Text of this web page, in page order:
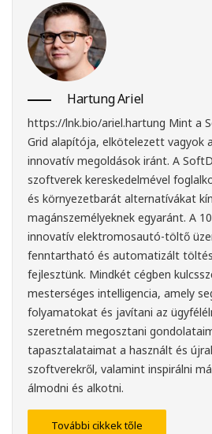
Hartung Ariel
https://lnk.bio/ariel.hartung Mint a
Grid alapítója, elkötelezett vagyok
innovatív megoldások iránt. A
szoftverek kereskedelmével
és környezetbarát alternatívákat
magánszemélyeknek egyaránt. A
innovatív elektromosautó-töltő
fenntartható és automatizált
fejlesztünk. Mindkét cégben
mesterséges intelligencia, amely
folyamatokat és javítani az
szeretném megosztani
tapasztalataimat a használt és
szoftverekről, valamint inspirálni
álmodni és alkotni.
További cikkek tőle